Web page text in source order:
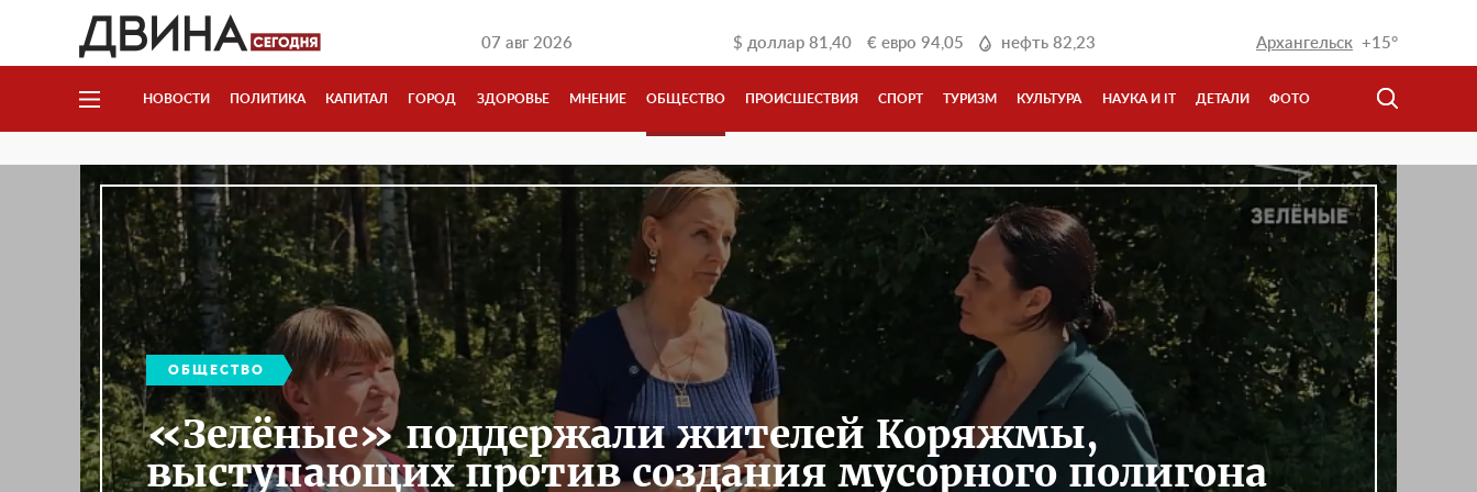
07 авг 2026 $ доллар 81,40 € евро 94,05 нефть 82,23 Архангельск +15°
НОВОСТИ ПОЛИТИКА КАПИТАЛ ГОРОД ЗДОРОВЬЕ МНЕНИЕ ОБЩЕСТВО ПРОИСШЕСТВИЯ СПОРТ ТУРИЗМ КУЛЬТУРА НАУКА И IT ДЕТАЛИ ФОТО
ОБЩЕСТВО
«Зелёные» поддержали жителей Коряжмы,
выступающих против создания мусорного полигона